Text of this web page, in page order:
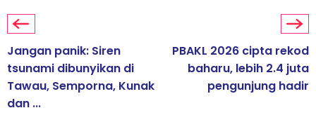
Jangan panik: Siren
tsunami dibunyikan di
Tawau, Semporna, Kunak
dan ...
PBAKL 2026 cipta rekod
baharu, lebih 2.4 juta
pengunjung hadir